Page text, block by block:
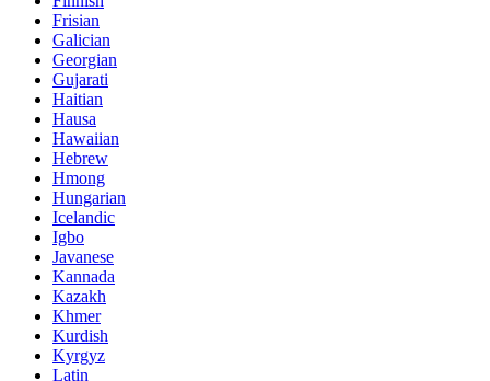
Frisian
Galician
Georgian
Gujarati
Haitian
Hausa
Hawaiian
Hebrew
Hmong
Hungarian
Icelandic
Igbo
Javanese
Kannada
Kazakh
Khmer
Kurdish
Kyrgyz
Latin